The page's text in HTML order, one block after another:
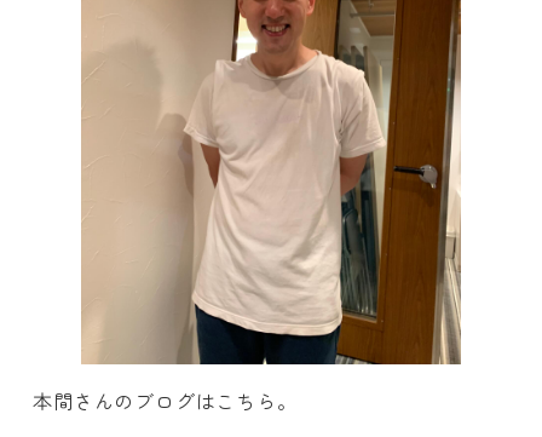
本間さんのブログはこちら。